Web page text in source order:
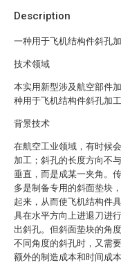
Description
一种用于飞机结构件斜孔
技术领域
本实用新型涉及航空部件
种用于飞机结构件斜孔加工
背景技术
在航空工业领域，有时候
加工；斜孔的长度方向不
垂直，而是成某一夹角。
多是制备专用的斜面垫块
起来，从而使飞机结构件
具在水平方向上进退刀进
出斜孔。但斜面垫块的角
不同角度的斜孔时，又需
额外的制造成本和时间成